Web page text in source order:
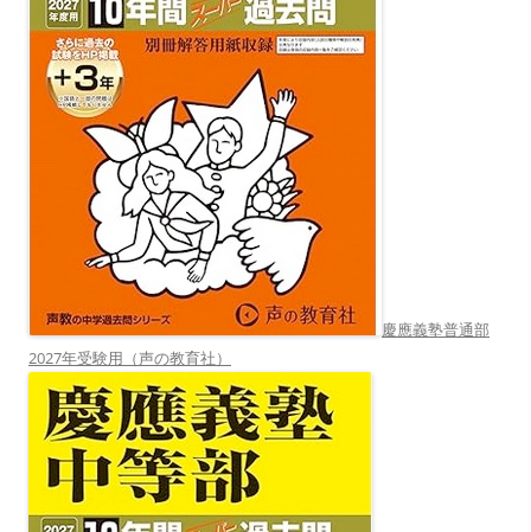
慶應義塾普通部
2027年受験用（声の教育社）